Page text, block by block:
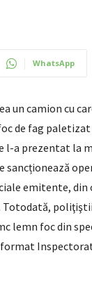
WhatsApp
un camion cu
de fag
l-a prezentat la
sancționează
emitente,
Totodată,
lemn foc din